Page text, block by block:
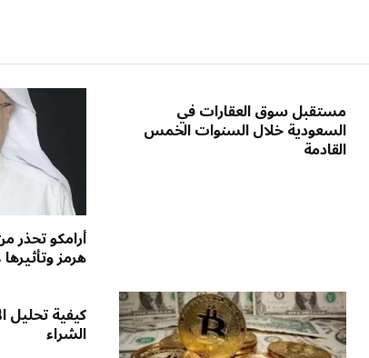
مستقبل سوق العقارات في
السعودية خلال السنوات الخمس
القادمة
أرامكو
هرمز
كيفية تحليل
الشراء